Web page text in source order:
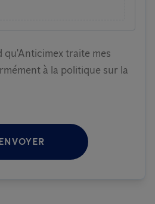
qu'Anticimex traite mes
à la politique sur la